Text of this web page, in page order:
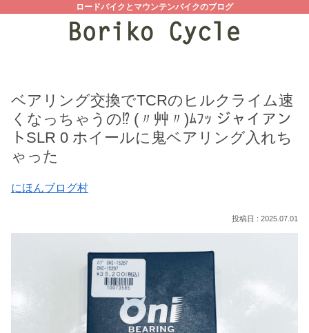
ロードバイクとマウンテンバイクのブログ
ベアリング交換でTCRのヒルクライム速
くなっちゃうの⁉ (〃艸〃)ﾑﾌｯ ジャイアン
トSLR 0 ホイールに鬼ベアリング入れち
ゃった
にほんブログ村
2025.07.01